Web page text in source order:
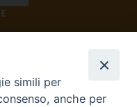
simili per
anche per